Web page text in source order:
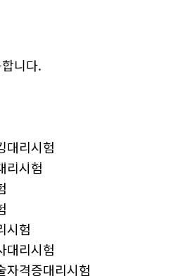
니다.
대리시험
리시험
시험
대리시험
자격증대리시험